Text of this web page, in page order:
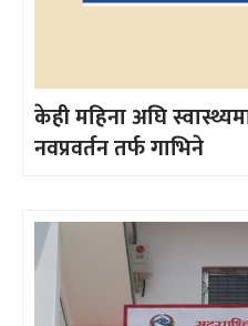
केही महिना अघि
नवप्रवर्तन तर्फ गाभिने